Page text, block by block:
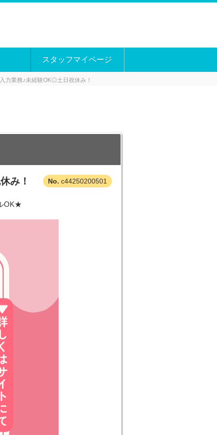
スタッフマイページ
力業務♪未経験OK◎土日祝休み！
c44250200501
み！
OK★